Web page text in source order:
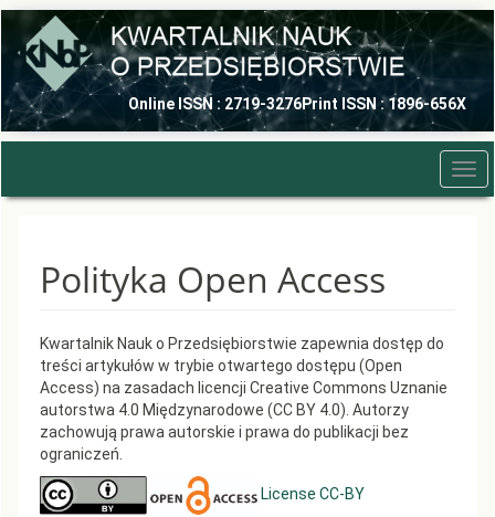
Quick
content
Main
Navigation
Online ISSN : 2719-3276Print ISSN : 1896-656X
Polityka Open Access
Kwartalnik Nauk o Przedsiębiorstwie zapewnia dostęp do
treści artykułów w trybie otwartego dostępu (Open
Access) na zasadach licencji Creative Commons Uznanie
autorstwa 4.0 Międzynarodowe (CC BY 4.0). Autorzy
zachowują prawa autorskie i prawa do publikacji bez
ograniczeń.
License CC-BY